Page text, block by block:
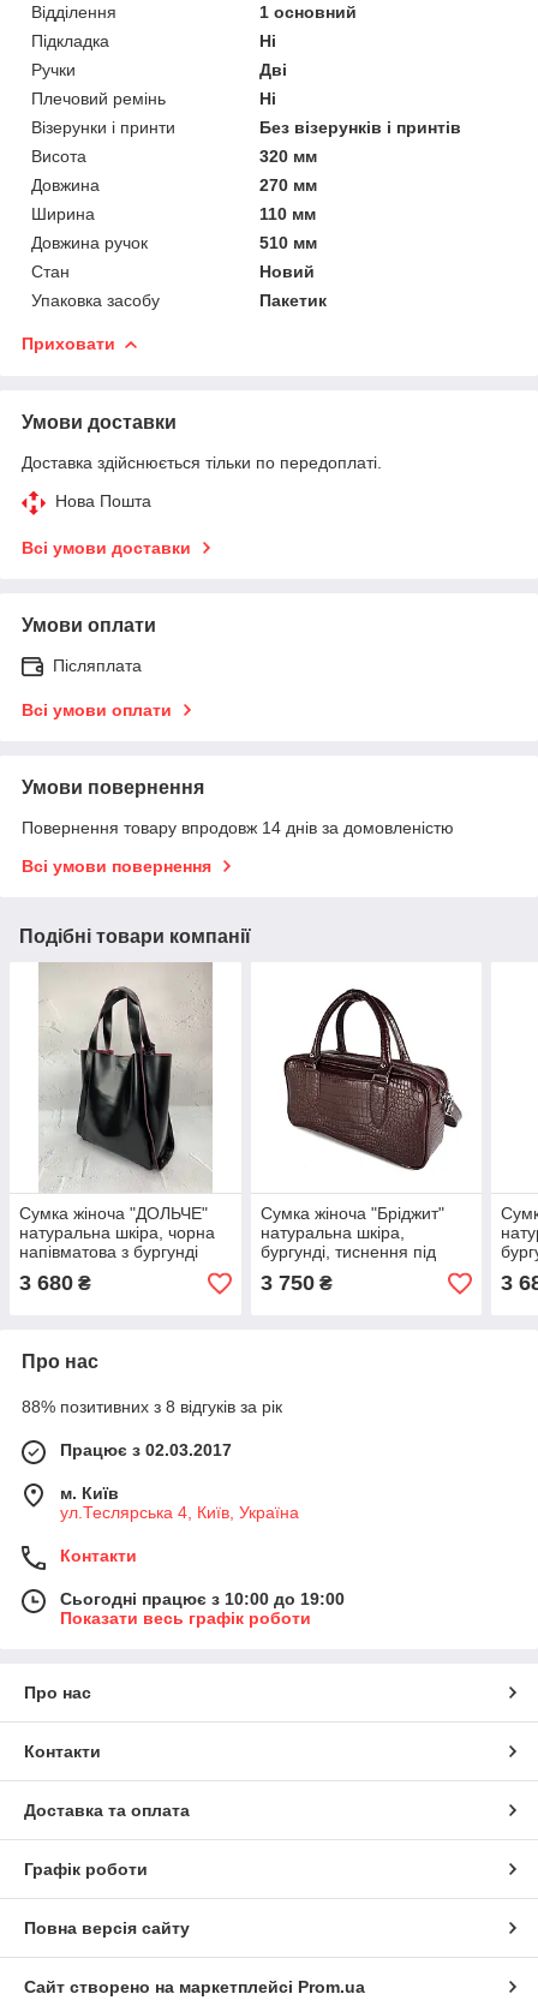
Відділення
1 основний
Підкладка
Ні
Ручки
Дві
Плечовий ремінь
Ні
Візерунки і принти
Без візерунків і принтів
Висота
320 мм
Довжина
270 мм
Ширина
110 мм
Довжина ручок
510 мм
Стан
Новий
Упаковка засобу
Пакетик
Приховати
Умови доставки
Доставка здійснюється тільки по передоплаті.
Нова Пошта
Всі умови доставки
Умови оплати
Післяплата
Всі умови оплати
Умови повернення
Повернення товару впродовж 14 днів за домовленістю
Всі умови повернення
Подібні товари компанії
Сумка жіноча "ДОЛЬЧЕ"
натуральна шкіра, чорна
напівматова з бургунді
виворотом
3 680 ₴
Сумка жіноча "Бріджит"
натуральна шкіра,
бургунді, тиснення під
крокодил
3 750₴ 3
Про нас
88% позитивних з 8 відгуків за рік
Працює з 02.03.2017
м. Київ
ул.Теслярська 4, Київ, Україна
Контакти
Сьогодні працює з 10:00 до 19:00
Показати весь графік роботи
Про нас
Контакти
Доставка та оплата
Графік роботи
Повна версія сайту
Сайт створено на маркетплейсі Prom.ua